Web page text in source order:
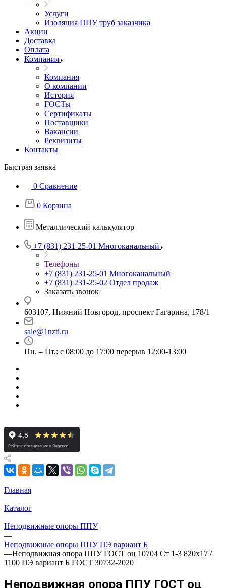
Услуги
Изоляция ППУ труб заказчика
Акции
Доставка
Оплата
Компания
Компания
О компании
История
ГОСТы
Сертификаты
Поставщики
Вакансии
Реквизиты
Контакты
Быстрая заявка
0 Сравнение
0 Корзина
Металлический калькулятор
+7 (831) 231-25-01 Многоканальный
Телефоны
+7 (831) 231-25-01 Многоканальный
+7 (831) 231-25-02 Отдел продаж
Заказать звонок
603107, Нижний Новгород, проспект Гагарина, 178/1
sale@1nzti.ru
Пн. – Пт.: с 08:00 до 17:00 перерыв 12:00-13:00
Главная
—
Каталог
—
Неподвижные опоры ППУ
—
Неподвижные опоры ППУ ПЭ вариант Б
—Неподвижная опора ППУ ГОСТ оц 10704 Ст 1-3 820x17 /
1100 ПЭ вариант Б ГОСТ 30732-2020
Неподвижная опора ППУ ГОСТ оц